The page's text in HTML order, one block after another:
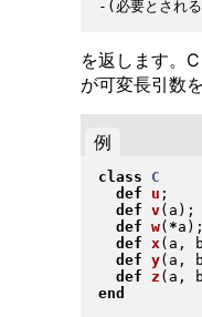
を返します。
が可変長引数
例
class
C
def
u
def v( a )
def w( *a )
def x( a, b
def y( a,
def
z ( a,
end